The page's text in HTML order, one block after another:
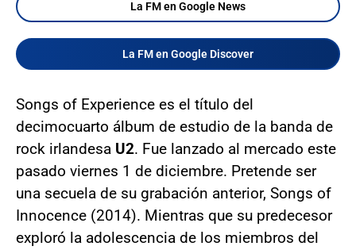
La FM en Google News
La FM en Google Discover
Songs of Experience es el título del
decimocuarto álbum de estudio de la banda de
rock irlandesa U2. Fue lanzado al mercado este
pasado viernes 1 de diciembre. Pretende ser
una secuela de su grabación anterior, Songs of
Innocence (2014). Mientras que su predecesor
exploró la adolescencia de los miembros del